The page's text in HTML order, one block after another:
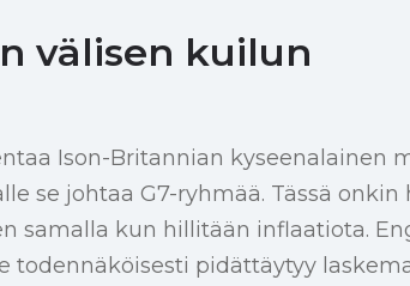
välisen kuilun
Ison-Britannian kyseenalainen
se johtaa G7-ryhmää. Tässä onkin
samalla kun hillitään inflaatiota.
todennäköisesti pidättäytyy